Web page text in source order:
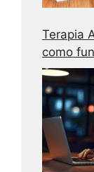
Terapia
como